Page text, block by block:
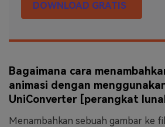
DOWNLOAD GRATIS
Bagaimana cara
animasi dengan
UniConverter [perangkat
Menambahkan sebuah gambar ke